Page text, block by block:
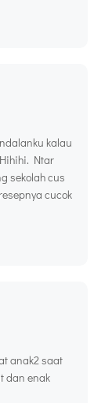
kalau
Ntar
sekolah cus
cucok
anak2 saat
dan enak